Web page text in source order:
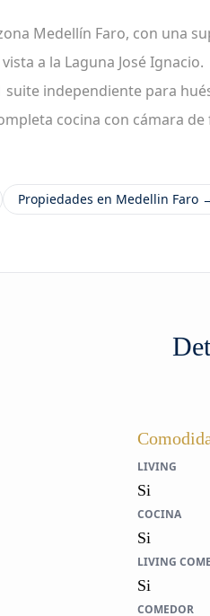
Medellín Faro, con una
a la Laguna José
suite independiente para
cocina con cámara
Propiedades en Medellin Faro
LIVING
Si
COCINA
Si
LIVING
Si
COMEDOR